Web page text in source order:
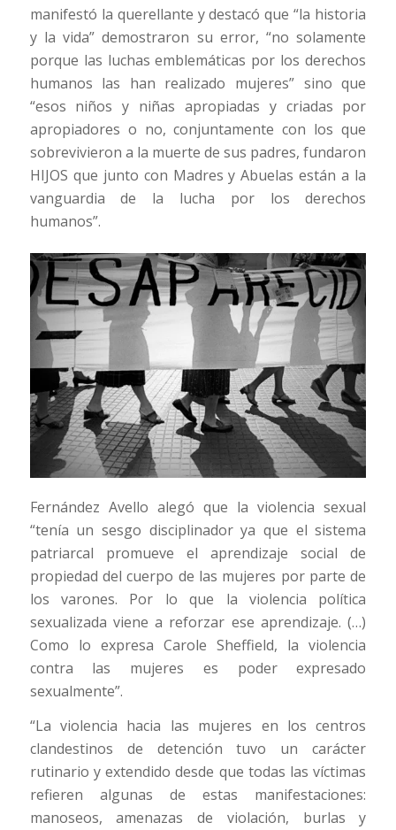
manifestó la querellante y destacó que “la historia
y la vida” demostraron su error, “no solamente
porque las luchas emblemáticas por los derechos
humanos las han realizado mujeres” sino que
“esos niños y niñas apropiadas y criadas por
apropiadores o no, conjuntamente con los que
sobrevivieron a la muerte de sus padres, fundaron
HIJOS que junto con Madres y Abuelas están a la
vanguardia de la lucha por los derechos
humanos”.
Fernández Avello alegó que la violencia sexual
“tenía un sesgo disciplinador ya que el sistema
patriarcal promueve el aprendizaje social de
propiedad del cuerpo de las mujeres por parte de
los varones. Por lo que la violencia política
sexualizada viene a reforzar ese aprendizaje. (…)
Como lo expresa Carole Sheffield, la violencia
contra las mujeres es poder expresado
sexualmente”.
“La violencia hacia las mujeres en los centros
clandestinos de detención tuvo un carácter
rutinario y extendido desde que todas las víctimas
refieren algunas de estas manifestaciones:
manoseos, amenazas de violación, burlas y